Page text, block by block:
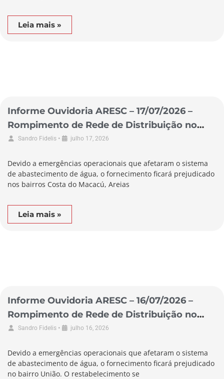
Leia mais »
Informe Ouvidoria ARESC – 17/07/2026 –
Rompimento de Rede de Distribuição no
Município de Garopaba
Sandro Fidelis • julho 17, 2026
Devido a emergências operacionais que afetaram o sistema
de abastecimento de água, o fornecimento ficará prejudicado
nos bairros Costa do Macacú, Areias
Leia mais »
Informe Ouvidoria ARESC – 16/07/2026 –
Rompimento de Rede de Distribuição no
Município de Garopaba
Sandro Fidelis • julho 16, 2026
Devido a emergências operacionais que afetaram o sistema
de abastecimento de água, o fornecimento ficará prejudicado
no bairro União. O restabelecimento se